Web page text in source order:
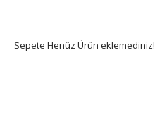
Sepete Henüz Ürün eklemediniz!